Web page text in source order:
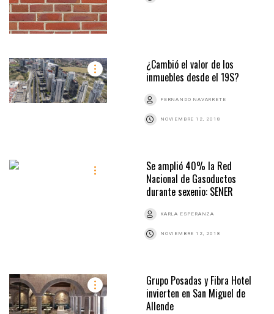
¿Cambió el valor de los
inmuebles desde el 19S?
FERNANDO NAVARRETE
NOVIEMBRE 12, 2018
Se amplió 40% la Red
Nacional de Gasoductos
durante sexenio: SENER
KARLA ESPERANZA
NOVIEMBRE 12, 2018
Grupo Posadas y Fibra Hotel
invierten en San Miguel de
Allende